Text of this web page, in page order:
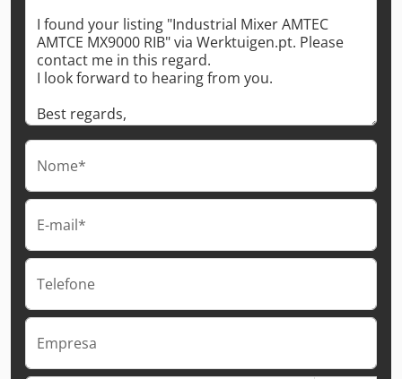
Nome*
E-mail*
Telefone
Empresa